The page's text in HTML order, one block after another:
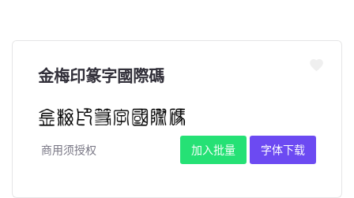
金梅印篆字國際碼
商用须授权 加入批量 字体下载